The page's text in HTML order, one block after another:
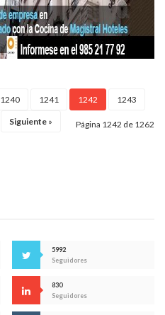
1240 1241 1242 1243
Siguiente » Página 1242 de 1262
5992
Seguidores
830
Seguidores